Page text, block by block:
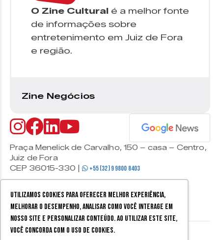
Utilizamos cookies para oferecer melhor experiência,
melhorar o desempenho, analisar como você interage em
nosso site e personalizar conteúdo. Ao utilizar este site,
você concorda com o uso de cookies.
O Zine Cultural é a melhor fonte
de informações sobre
entretenimento em Juiz de Fora
e região.
Zine Negócios
Praça Menelick de Carvalho, 150 – casa – Centro,
Juiz de Fora
CEP 36015-330 |
+55 (32) 9 9800 8403